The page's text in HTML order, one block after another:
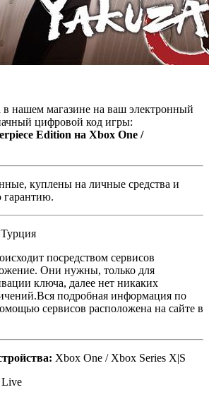
в нашем магазине на ваш электронный
цифровой код игры:
Edition на Xbox One /
куплены на личные средства и
Турция
посредством сервисов
Они нужны, только для
ключа, далее нет никаких
подробная информация по
сервисов расположена на сайте в
Xbox One / Xbox Series X|S